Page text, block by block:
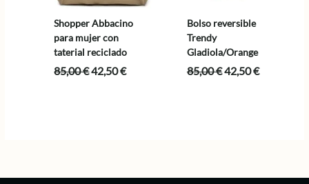
Shopper Abbacino
para mujer con
taterial reciclado
85,00€El
42,50€El
Bolso reversible
Trendy
Gladiola/Orange
85,00€El
42,50€El